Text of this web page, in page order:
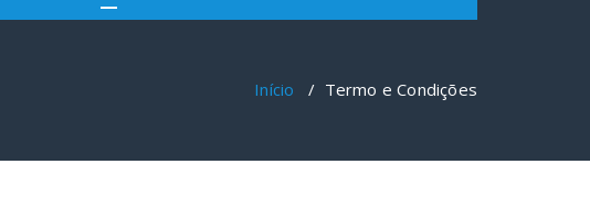
Início / Termo e Condições